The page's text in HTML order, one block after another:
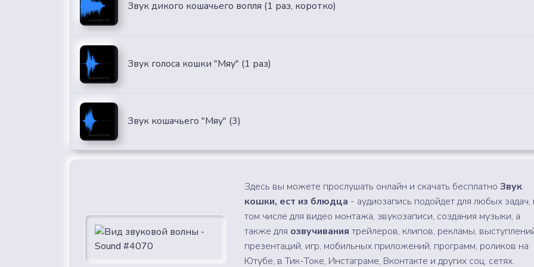
Звук дикого кошачьего вопля (1 раз, коротко)
Звук голоса кошки "Мяу" (1 раз)
Звук кошачьего "Мяу" (3)
Здесь вы можете прослушать онлайн и скачать бесплатноЗвук
кошки, ест из блюдца - аудиозапись подойдет для любых задач,
том числе для видео монтажа, звукозаписи, создания музыки, а
также для озвучивания трейлеров, клипов, рекламы,
презентаций, игр, мобильных приложений, программ, роликов на
Ютубе, в Тик-Токе, Инстаграме, Вконтакте и других соц. сетях.